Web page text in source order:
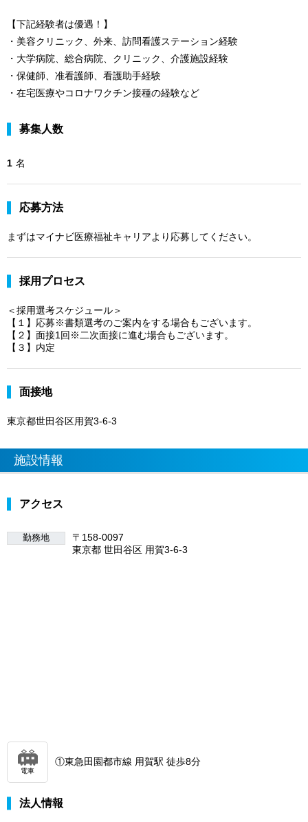
【下記経験者は優遇！】
・美容クリニック、外来、訪問看護ステーション経験
・大学病院、総合病院、クリニック、介護施設経験
・保健師、准看護師、看護助手経験
・在宅医療やコロナワクチン接種の経験など
募集人数
1 名
応募方法
まずはマイナビ医療福祉キャリアより応募してください。
採用プロセス
＜採用選考スケジュール＞
【１】応募※書類選考のご案内をする場合もございます。
【２】面接1回※二次面接に進む場合もございます。
【３】内定
面接地
東京都世田谷区用賀3-6-3
施設情報
アクセス
勤務地
〒158-0097
東京都 世田谷区 用賀3-6-3
電車
①東急田園都市線 用賀駅 徒歩8分
法人情報